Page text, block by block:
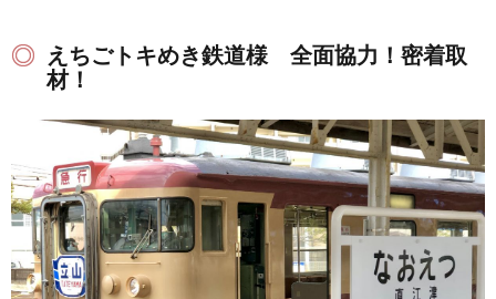
えちごトキめき鉄道様 全面協力！密着取
材！